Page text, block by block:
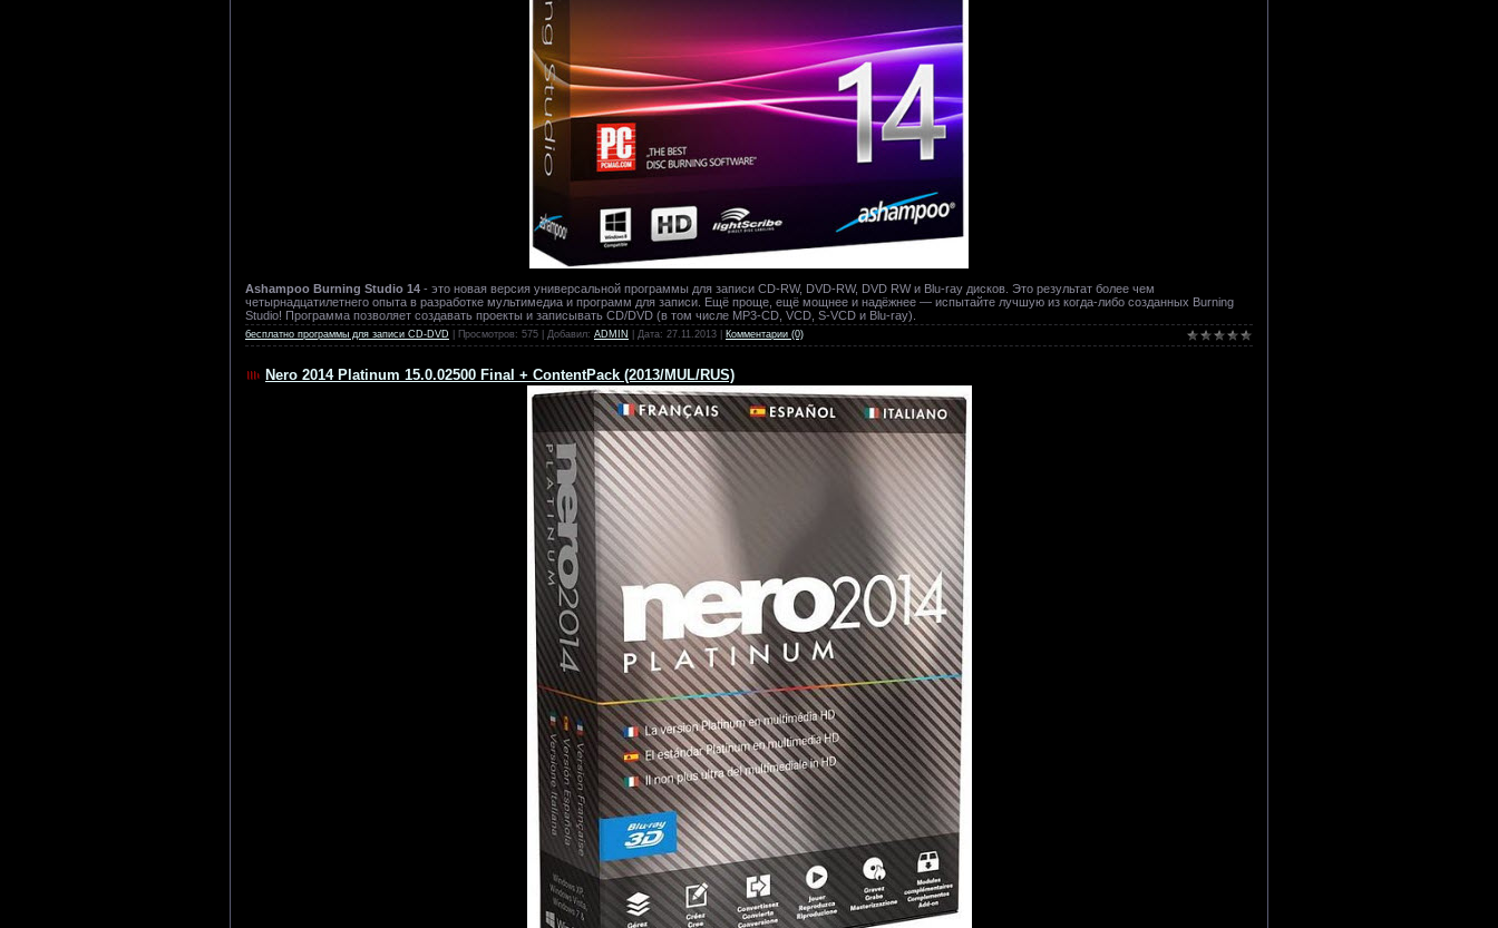
Ashampoo Burning Studio 14 - это новая версия универсальной программы для записи CD-RW, DVD-RW, DVD RW и Blu-ray дисков. Это результат более чем
четырнадцатилетнего опыта в разработке мультимедиа и программ для записи. Ещё проще, ещё мощнее и надёжнее — испытайте лучшую из когда-либо созданных Burning
Studio! Программа позволяет создавать проекты и записывать CD/DVD (в том числе MP3-CD, VCD, S-VCD и Blu-ray).
бесплатно программы для записи CD-DVD | Просмотров: 575 | Добавил: ADMIN | Дата: 27.11.2013 Комментарии (0)
Nero 2014 Platinum 15.0.02500 Final + ContentPack (2013/MUL/RUS)